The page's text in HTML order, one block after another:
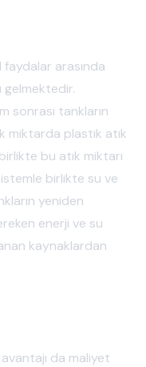
arasında
gelmektedir.
sonrası tankların
miktarda plastik atık
bu atık miktarı
birlikte su ve
yeniden
enerji ve su
kaynaklardan
da maliyet